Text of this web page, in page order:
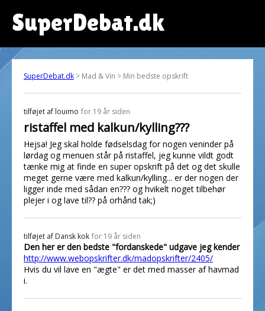
SuperDebat.dk
SuperDebat.dk > Mad & Vin > Min bedste opskrift
tilføjet af louimo for 19 år siden
ristaffel med kalkun/kylling???
Hejsa! Jeg skal holde fødselsdag for nogen veninder på
lørdag og menuen står på ristaffel, jeg kunne vildt godt
tænke mig at finde en super opskrift på det og det skulle
meget gerne være med kalkun/kylling... er der nogen der
ligger inde med sådan en??? og hvikelt noget tilbehør
plejer i og lave til?? på orhånd tak;)
tilføjet af Dansk kok for 19 år siden
Den her er den bedste "fordanskede" udgave jeg kender
http://www.webopskrifter.dk/madopskrifter/2405/
Hvis du vil lave en "ægte" er det med masser af havmad
i.